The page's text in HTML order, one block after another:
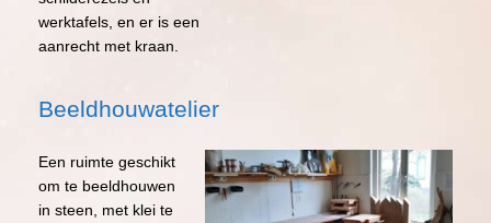
werktafels, en er is een
aanrecht met kraan.
Beeldhouwatelier
Een ruimte geschikt
om te beeldhouwen
in steen, met klei te